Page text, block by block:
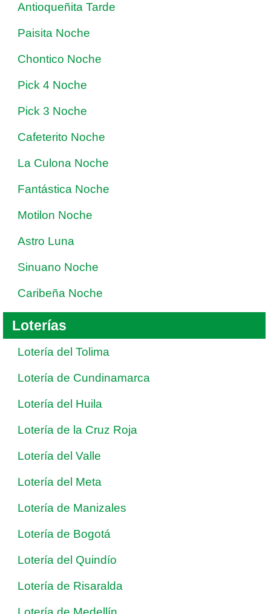
Antioqueñita Tarde
Paisita Noche
Chontico Noche
Pick 4 Noche
Pick 3 Noche
Cafeterito Noche
La Culona Noche
Fantástica Noche
Motilon Noche
Astro Luna
Sinuano Noche
Caribeña Noche
Loterías
Lotería del Tolima
Lotería de Cundinamarca
Lotería del Huila
Lotería de la Cruz Roja
Lotería del Valle
Lotería del Meta
Lotería de Manizales
Lotería de Bogotá
Lotería del Quindío
Lotería de Risaralda